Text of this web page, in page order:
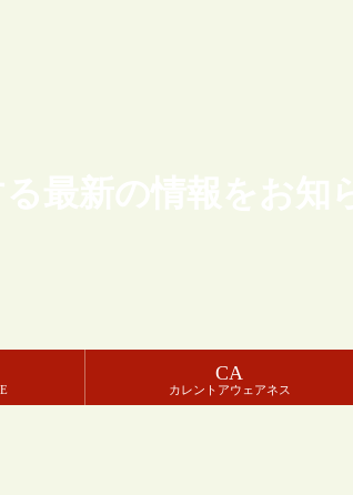
最新の情報をお
CA
カレントアウェアネス